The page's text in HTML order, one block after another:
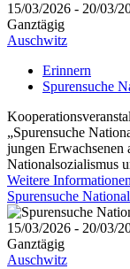
15/03/2026 - 20/03/
Ganztägig
Auschwitz
Erinnern
Spurensuche
„Spurensuche
jungen Erwachsenen
Nationalsozialismus
Weitere Informationen
Spurensuche
15/03/2026 - 20/03/
Ganztägig
Auschwitz